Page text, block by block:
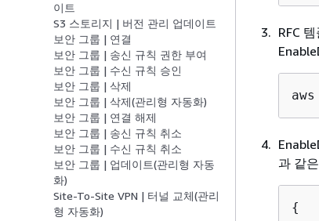
이트
S3 스토리지 | 버전 관리 업데이트
보안 그룹 | 연결
보안 그룹 | 송신 규칙 권한 부여
보안 그룹 | 수신 규칙 승인
보안 그룹 | 삭제
보안 그룹 | 삭제(관리형 자동화)
보안 그룹 | 연결 해제
보안 그룹 | 송신 규칙 취소
보안 그룹 | 수신 규칙 취소
보안 그룹 | 업데이트(관리형 자동
화)
Site-To-Site VPN | 터널 교체(관리
형 자동화)
RFC
aws
과 같
{